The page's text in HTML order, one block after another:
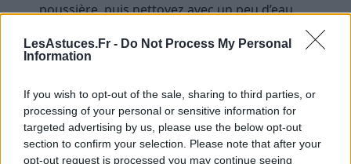
LesAstuces.Fr - Do Not Process My Personal
Information
If you wish to opt-out of the sale, sharing to third parties, or
processing of your personal or sensitive information for
targeted advertising by us, please use the below opt-out
section to confirm your selection. Please note that after your
opt-out request is processed you may continue seeing
poussière, puis nettoyez avec un peu d’eau
Daim, nubuck: Utilisez une brosse spécifique et
pour protéger la matière.
Imperméabiliser dès l’achat